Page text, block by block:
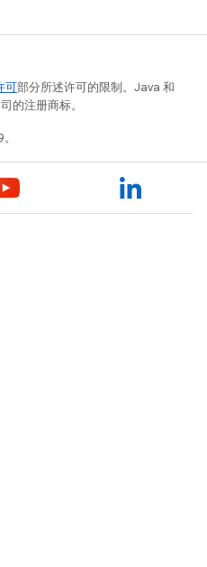
可部分所述许可的限制。Java 和
的注册商标。